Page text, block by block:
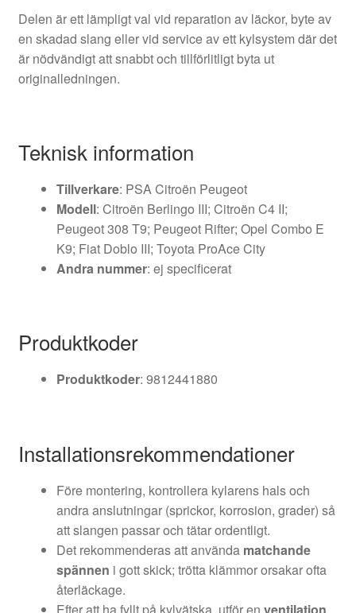
Delen är ett lämpligt val vid reparation av läckor, byte av
en skadad slang eller vid service av ett kylsystem där det
är nödvändigt att snabbt och tillförlitligt byta ut
originalledningen.
Teknisk information
Tillverkare: PSA Citroën Peugeot
Modell: Citroën Berlingo III; Citroën C4 II;
Peugeot 308 T9; Peugeot Rifter; Opel Combo E
K9; Fiat Doblo III; Toyota ProAce City
Andra nummer: ej specificerat
Produktkoder
Produktkoder: 9812441880
Installationsrekommendationer
Före montering, kontrollera kylarens hals och
andra anslutningar (sprickor, korrosion, grader) så
att slangen passar och tätar ordentligt.
Det rekommenderas att använda matchande
spännen i gott skick; trötta klämmor orsakar ofta
återläckage.
Efter att ha fyllt på kylvätska, utför en ventilation